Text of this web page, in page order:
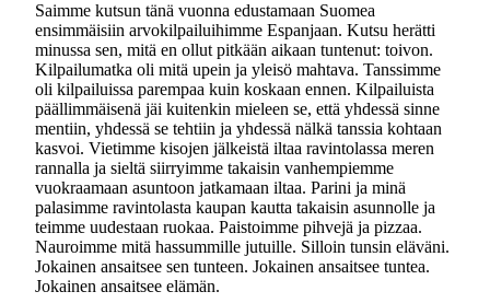
Saimme kutsun tänä vuonna edustamaan Suomea
ensimmäisiin arvokilpailuihimme Espanjaan. Kutsu herätti
minussa sen, mitä en ollut pitkään aikaan tuntenut: toivon.
Kilpailumatka oli mitä upein ja yleisö mahtava. Tanssimme
oli kilpailuissa parempaa kuin koskaan ennen. Kilpailuista
päällimmäisenä jäi kuitenkin mieleen se, että yhdessä sinne
mentiin, yhdessä se tehtiin ja yhdessä nälkä tanssia kohtaan
kasvoi. Vietimme kisojen jälkeistä iltaa ravintolassa meren
rannalla ja sieltä siirryimme takaisin vanhempiemme
vuokraamaan asuntoon jatkamaan iltaa. Parini ja minä
palasimme ravintolasta kaupan kautta takaisin asunnolle ja
teimme uudestaan ruokaa. Paistoimme pihvejä ja pizzaa.
Nauroimme mitä hassummille jutuille. Silloin tunsin eläväni.
Jokainen ansaitsee sen tunteen. Jokainen ansaitsee tuntea.
Jokainen ansaitsee elämän.